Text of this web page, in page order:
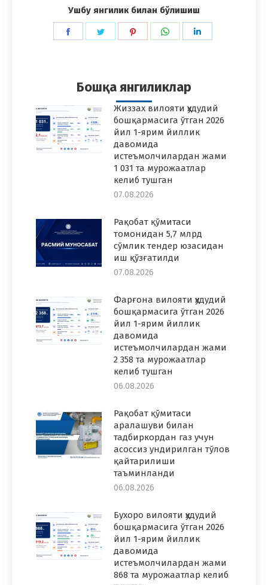
Ушбу янгилик билан бўлишиш
Share
Share
Share
Share
Бошқа янгиликлар
Жиззах вилояти ҳудудий
бошқармасига ўтган 2026
йил 1-ярим йиллик
давомида
истеъмолчилардан жами
1 031 та мурожаатлар
келиб тушган
07.08.2026
Рақобат қўмитаси
томонидан 5,7 млрд
сўмлик тендер юзасидан
иш қўзғатилди
07.08.2026
Фарғона вилояти ҳудудий
бошқармасига ўтган 2026
йил 1-ярим йиллик
давомида
истеъмолчилардан жами
2 358 та мурожаатлар
келиб тушган
06.08.2026
Рақобат қўмитаси
аралашуви билан
тадбиркордан газ учун
асоссиз ундирилган тўлов
қайтарилиши
таъминланди
06.08.2026
Бухоро вилояти ҳудудий
бошқармасига ўтган 2026
йил 1-ярим йиллик
давомида
истеъмолчилардан жами
868 та мурожаатлар келиб